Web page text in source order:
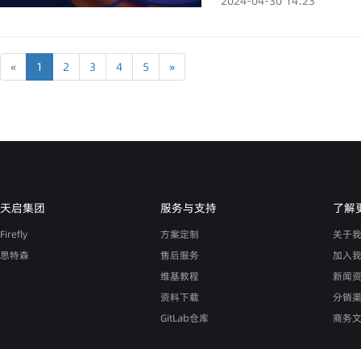
« 1 2 3 4 5 »
天启集团
Firefly
思特森
服务与支持
方案定制
售后服务
维基教程
资料下载
GitLab仓库
了解
关于
加入
新闻
分销
商务